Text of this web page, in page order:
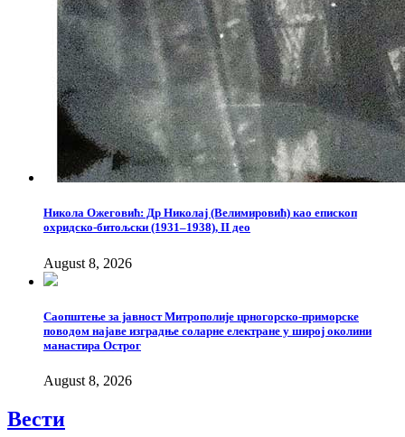
Никола Ожеговић: Др Николај (Велимировић) као епископ
охридско-битољски (1931–1938), II део
August 8, 2026
Саопштење за јавност Митрополије црногорско-приморске
поводом најаве изградње соларне електране у широј околини
манастира Острог
August 8, 2026
Вести